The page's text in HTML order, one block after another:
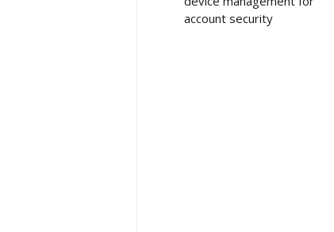
account security